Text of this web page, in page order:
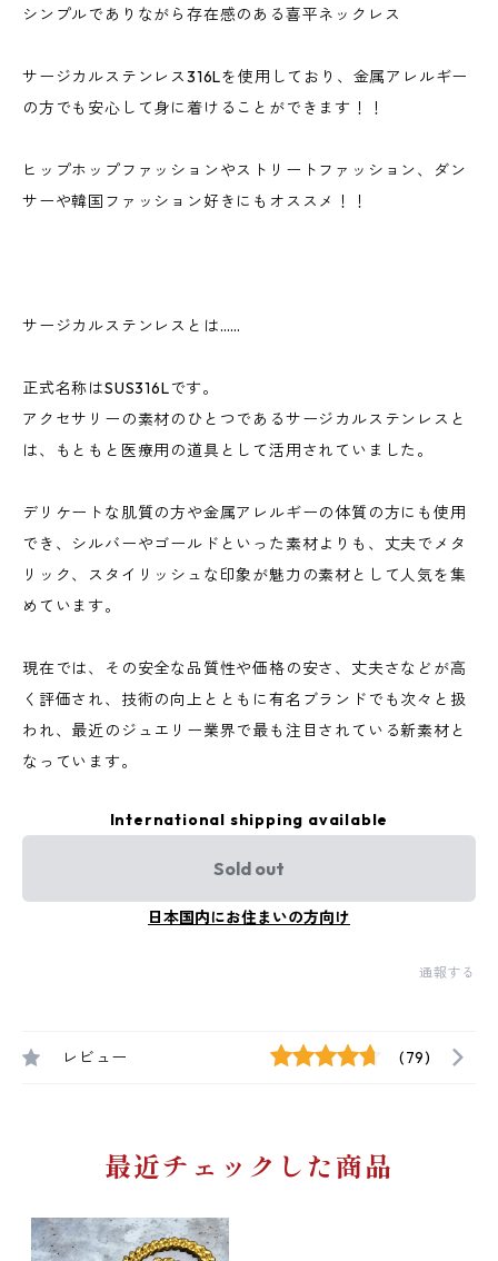
シンプルでありながら存在感のある喜平ネックレス
サージカルステンレス316Lを使用しており、金属アレルギー
の方でも安心して身に着けることができます！！
ヒップホップファッションやストリートファッション、ダン
サーや韓国ファッション好きにもオススメ！！
サージカルステンレスとは……
正式名称はSUS316Lです。
アクセサリーの素材のひとつであるサージカルステンレスと
は、もともと医療用の道具として活用されていました。
デリケートな肌質の方や金属アレルギーの体質の方にも使用
でき、シルバーやゴールドといった素材よりも、丈夫でメタ
リック、スタイリッシュな印象が魅力の素材として人気を集
めています。
現在では、その安全な品質性や価格の安さ、丈夫さなどが高
く評価され、技術の向上とともに有名ブランドでも次々と扱
われ、最近のジュエリー業界で最も注目されている新素材と
なっています。
International shipping available
Sold out
日本国内にお住まいの方向け
通報する
レビュー (79)
最近チェックした商品